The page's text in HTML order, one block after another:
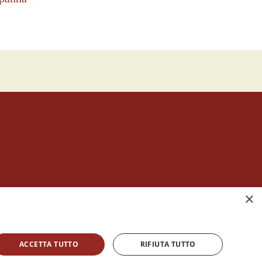
×
ACCETTA TUTTO RIFIUTA TUTTO